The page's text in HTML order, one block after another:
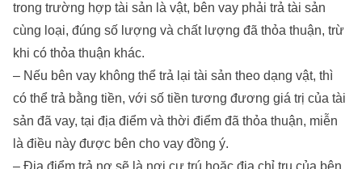
trong trường hợp tài sản là vật, bên vay phải trả tài sản
cùng loại, đúng số lượng và chất lượng đã thỏa thuận, trừ
khi có thỏa thuận khác.
– Nếu bên vay không thể trả lại tài sản theo dạng vật, thì
có thể trả bằng tiền, với số tiền tương đương giá trị của tài
sản đã vay, tại địa điểm và thời điểm đã thỏa thuận, miễn
là điều này được bên cho vay đồng ý.
– Địa điểm trả nợ sẽ là nơi cư trú hoặc địa chỉ trụ của bên